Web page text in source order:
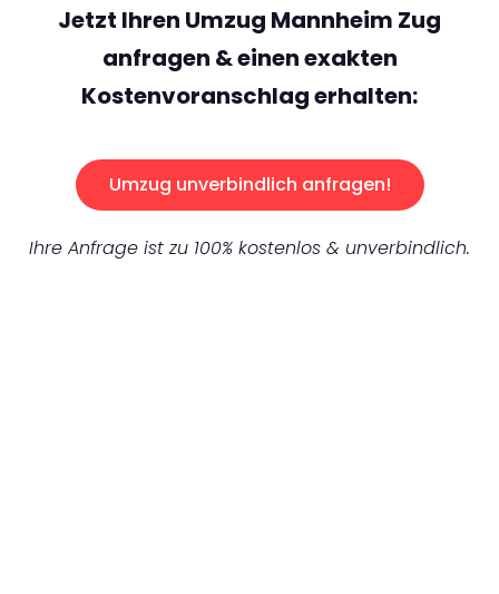
Jetzt Ihren Umzug Mannheim Zug
anfragen & einen exakten
Kostenvoranschlag erhalten:
Umzug unverbindlich anfragen!
Ihre Anfrage ist zu 100% kostenlos & unverbindlich.